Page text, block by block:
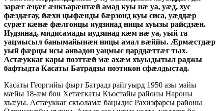
зарæг æцæг æнкъарæнтæй амад куы нæ уа, уæд, хус
фæздæгау, йæхи цыфæнды бæрзонд куы сиса, уæддæр
сурæт кæнæ фæлгонцы иудзинад ницы хуызы райсдзæн.
Иудзинад, мидисамады иудзинад кæм нæ уа, уый та
уацмысыл банымайынæн ницы амал вæййы. Æрмæстдæр
уый фæрцы исы аивадон уацмыс царддæттæг тых.
Астæуккаг кары поэттæй мæ ахæм хъуыдытыл раджы
бафтыдта Касаты Батрадзы поэтикон сфæлдыстад.
Касаты Георгийы фырт Батрадз райгуырд 1950 азы майы
мæйы 18-æм бон Хетæгкаты Къостайы районы Нароны
хъæуы. Астæуккаг скъоламæ бацыдис Рахизфарсы районы